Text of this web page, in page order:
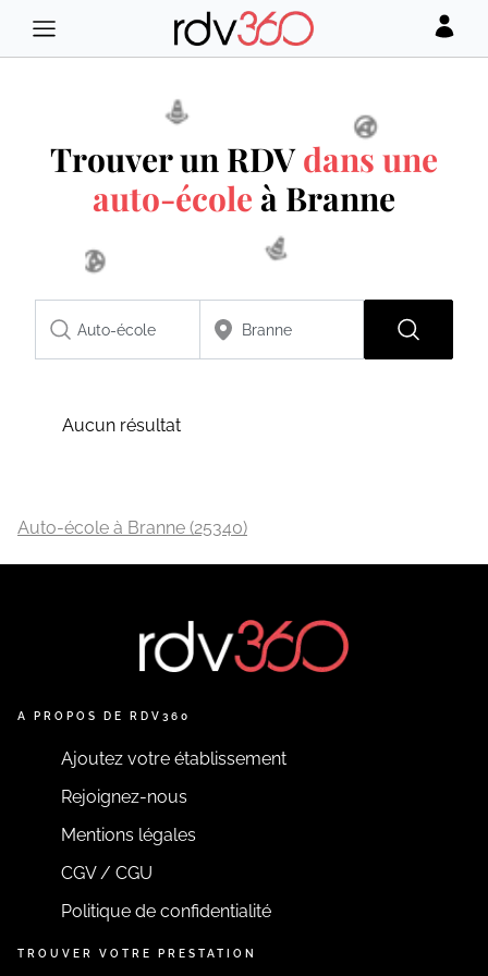
Trouver un RDVdans une
auto-école à Branne
Aucun résultat
Auto-école à Branne (25340)
A PROPOS DE RDV360
Ajoutez votre établissement
Rejoignez-nous
Mentions légales
CGV / CGU
Politique de confidentialité
TROUVER VOTRE PRESTATION